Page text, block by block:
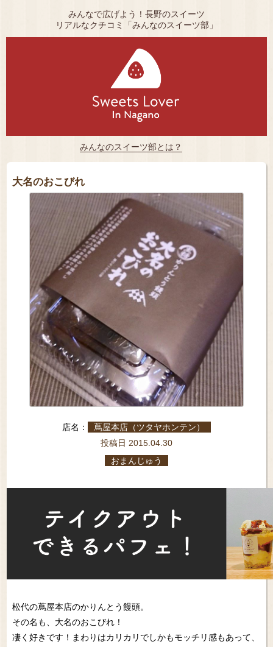
みんなで広げよう！長野のスイーツ
リアルなクチコミ「みんなのスイーツ部」
みんなのスイーツ部とは？
大名のおこびれ
店名： 蔦屋本店（ツタヤホンテン）
投稿日 2015.04.30
おまんじゅう
松代の蔦屋本店のかりんとう饅頭。
その名も、大名のおこびれ！
凄く好きです！まわりはカリカリでしかもモッチリ感もあって、